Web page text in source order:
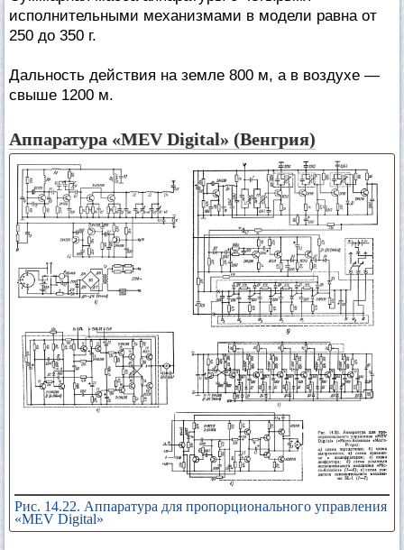
исполнительными механизмами в модели равна от
250 до 350 г.
Дальность действия на земле 800 м, а в воздухе —
свыше 1200 м.
Аппаратура «MEV Digital» (Венгрия)
Рис. 14.22. Аппаратура для пропорционального управления
«MEV Digital»